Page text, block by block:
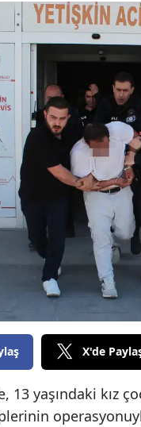
X'de
13 yaşındaki kız